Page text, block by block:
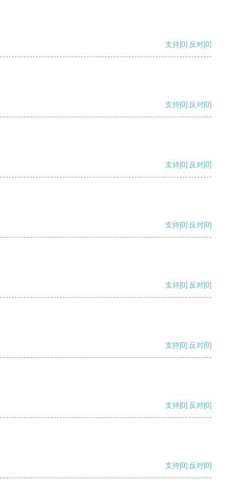
支持[0] 反对[0]
支持[0] 反对[0]
支持[0] 反对[0]
支持[0] 反对[0]
支持[0] 反对[0]
支持[0] 反对[0]
支持[0] 反对[0]
支持[0] 反对[0]